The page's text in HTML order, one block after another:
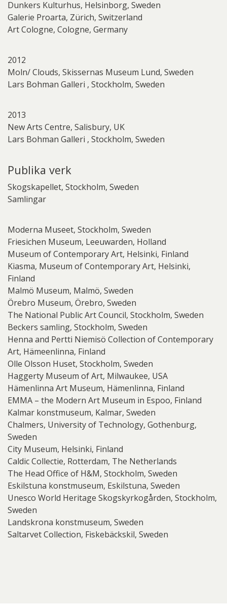
Dunkers Kulturhus, Helsinborg, Sweden
Galerie Proarta, Zürich, Switzerland
Art Cologne, Cologne, Germany
2012
Moln/ Clouds, Skissernas Museum Lund, Sweden
Lars Bohman Galleri , Stockholm, Sweden
2013
New Arts Centre, Salisbury, UK
Lars Bohman Galleri , Stockholm, Sweden
Publika verk
Skogskapellet, Stockholm, Sweden
Samlingar
Moderna Museet, Stockholm, Sweden
Friesichen Museum, Leeuwarden, Holland
Museum of Contemporary Art, Helsinki, Finland
Kiasma, Museum of Contemporary Art, Helsinki,
Finland
Malmö Museum, Malmö, Sweden
Örebro Museum, Örebro, Sweden
The National Public Art Council, Stockholm, Sweden
Beckers samling, Stockholm, Sweden
Henna and Pertti Niemisö Collection of Contemporary
Art, Hämeenlinna, Finland
Olle Olsson Huset, Stockholm, Sweden
Haggerty Museum of Art, Milwaukee, USA
Hämenlinna Art Museum, Hämenlinna, Finland
EMMA – the Modern Art Museum in Espoo, Finland
Kalmar konstmuseum, Kalmar, Sweden
Chalmers, University of Technology, Gothenburg,
Sweden
City Museum, Helsinki, Finland
Caldic Collectie, Rotterdam, The Netherlands
The Head Office of H&M, Stockholm, Sweden
Eskilstuna konstmuseum, Eskilstuna, Sweden
Unesco World Heritage Skogskyrkogården, Stockholm,
Sweden
Landskrona konstmuseum, Sweden
Saltarvet Collection, Fiskebäckskil, Sweden